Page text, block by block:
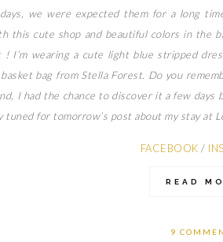
we were expected them for a long
this cute shop and beautiful colors in the
! I’m wearing a cute light blue stripped
bag from Stella Forest. Do you
I had the chance to discover it a few days
tuned for tomorrow’s post about my stay at
FACEBOOK /
READ
9